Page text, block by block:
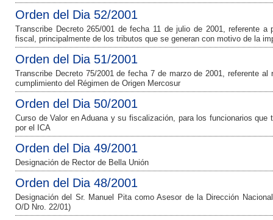
Orden del Dia 52/2001
Transcribe Decreto 265/001 de fecha 11 de julio de 2001, referente
fiscal, principalmente de los tributos que se generan con motivo de la
Orden del Dia 51/2001
Transcribe Decreto 75/2001 de fecha 7 de marzo de 2001, referente
cumplimiento del Régimen de Origen Mercosur
Orden del Dia 50/2001
Curso de Valor en Aduana y su fiscalización, para los funcionarios que
por el ICA
Orden del Dia 49/2001
Designación de Rector de Bella Unión
Orden del Dia 48/2001
Designación del Sr. Manuel Pita como Asesor de la Dirección
O/D Nro. 22/01)